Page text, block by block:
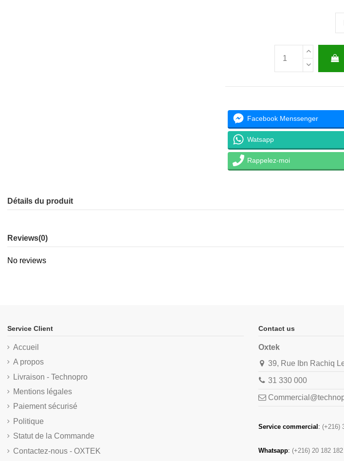
Facebook Menssenger
Watsapp
Rappelez-moi
Détails du produit
Reviews(0)
No reviews
Service Client
Accueil
A propos
Livraison - Technopro
Mentions légales
Paiement sécurisé
Politique
Statut de la Commande
Contactez-nous - OXTEK
Contact us
Oxtek
39, Rue Ibn Rachiq
31 330 000
Service commercial : (+216)
Whatsapp: (+216) 20 182 182